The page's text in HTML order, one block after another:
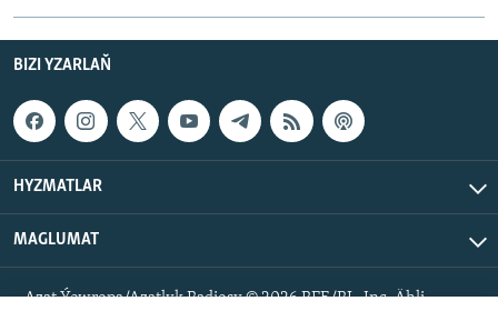
BIZI YZARLAŇ
HYZMATLAR
MAGLUMAT
Azat Ýewropa/Azatlyk Radiosy © 2026 RFE/RL, Inc. Ähli